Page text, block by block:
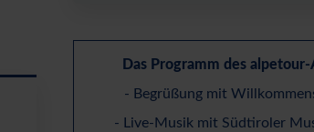
Das Programm des
- Begrüßung mit
- Live-Musik mit Südtiroler